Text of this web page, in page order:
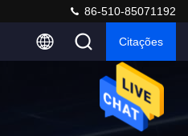
86-510-85071192
Citações